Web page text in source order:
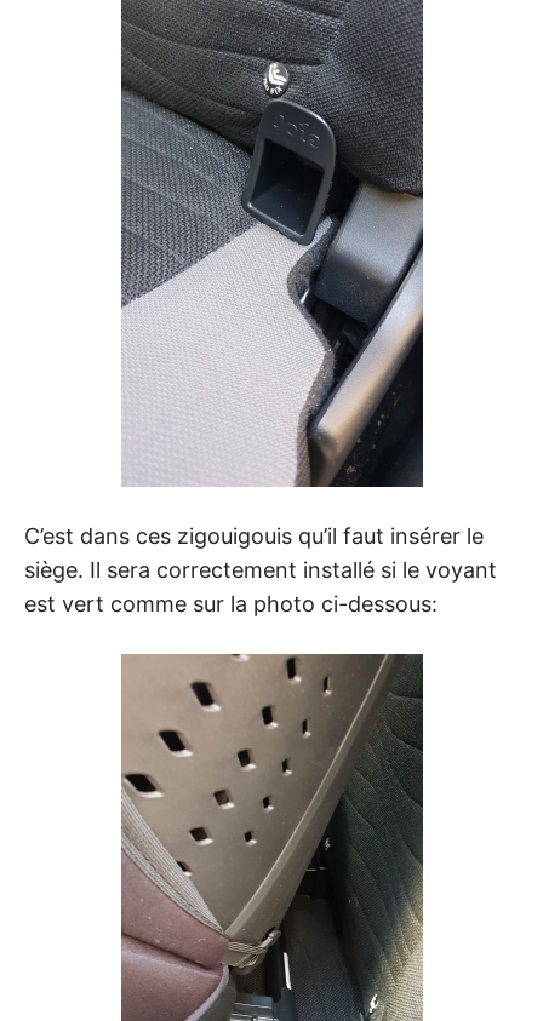
C’est dans ces zigouigouis qu’il faut insérer le
siège. Il sera correctement installé si le voyant
est vert comme sur la photo ci-dessous: